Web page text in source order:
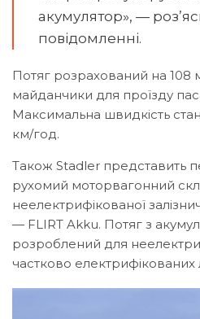
акумулятор», —
повідомленні.
Потяг розрахований на 108
майданчики для проїзду
Максимальна швидкість
км/год.
Також Stadler представить
рухомий моторвагонний
неелектрифікованої
— FLIRT Akku. Потяг з
розроблений для
частково електрифікованих